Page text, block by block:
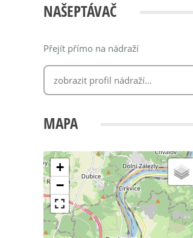
NAŠEPTÁVAČ
Přejít přímo na nádraží
MAPA
+
−